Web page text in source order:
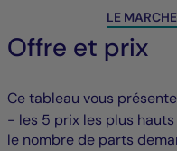
LE
Offre et prix
Ce tableau vous
- les 5 prix les plus
le nombre de parts